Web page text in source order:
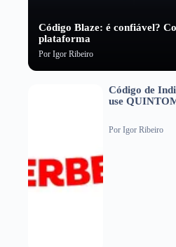
Código Blaze: é confiável?
plataforma
Por Igor Ribeiro
Código de
use
Por Igor Ribeiro